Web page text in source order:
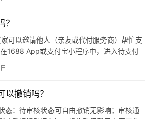
可以邀请他人（亲友或代付服务商）帮忙支
1688 App或支付宝小程序中，进入待支付
以撤销吗？
态：待审核状态可自由撤销无影响；审核通